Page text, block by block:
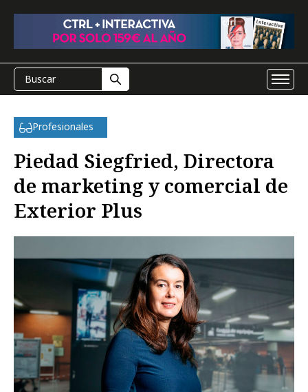
Profesionales
Piedad Siegfried, Directora
de marketing y comercial de
Exterior Plus